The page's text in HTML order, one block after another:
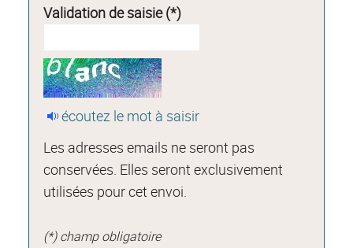
Validation de saisie (*)
écoutez le mot à saisir
Les adresses emails ne seront pas
conservées. Elles seront exclusivement
utilisées pour cet envoi.
(*) champ obligatoire